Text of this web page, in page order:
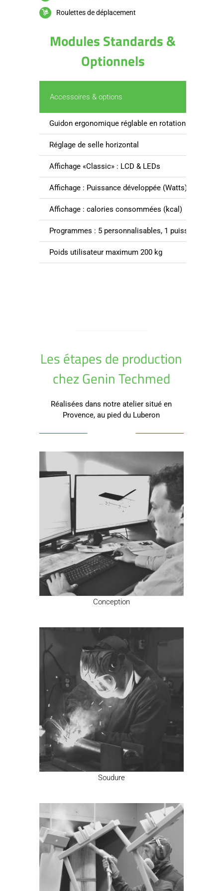
Roulettes de déplacement
Modules Standards &
Optionnels
Accessoires & options
Guidon ergonomique réglable en rotation
Réglage de selle horizontal
Affichage «Classic» : LCD & LEDs
Affichage : Puissance développée (Watts),
Affichage : calories consommées (kcal)
Programmes : 5 personnalisables, 1 puissance
Poids utilisateur maximum 200 kg
Les étapes de production
chez Genin Techmed
Réalisées dans notre atelier situé en
Provence, au pied du Luberon
Conception
Soudure